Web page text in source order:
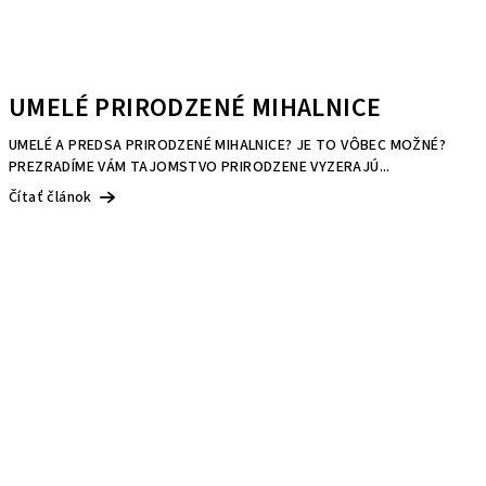
UMELÉ PRIRODZENÉ MIHALNICE
UMELÉ A PREDSA PRIRODZENÉ MIHALNICE? JE TO VȎBEC MOŽNÉ?
PREZRADÍME VÁM TAJOMSTVO PRIRODZENE VYZERAJÚ...
Čítať článok